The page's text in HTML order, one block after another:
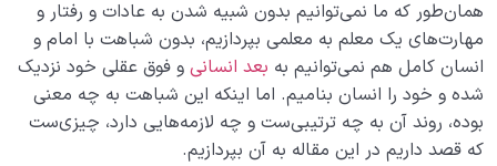
می‌شود؟
ضرورت اصالت تخصص چیست؟ آیا بدون این اصل به
هدف خلقت خود می‌رسیم؟
تعریف دین و کارکرد دین در زندگی امروزه ما چیست؟
همان‌طور که ما نمی‌توانیم بدون شبیه شدن به عادات و رفتار و
مهارت‌های یک معلم به معلمی بپردازیم، بدون شباهت با امام و
انسان کامل هم نمی‌توانیم به بعد انسانی و فوق عقلی خود نزدیک
شده و خود را انسان بنامیم. اما اینکه این شباهت به چه معنی
بوده، روند آن به چه ترتیبی‌ست و چه لازمه‌هایی دارد، چیزی‌ست
که قصد داریم در این مقاله به آن بپردازیم.